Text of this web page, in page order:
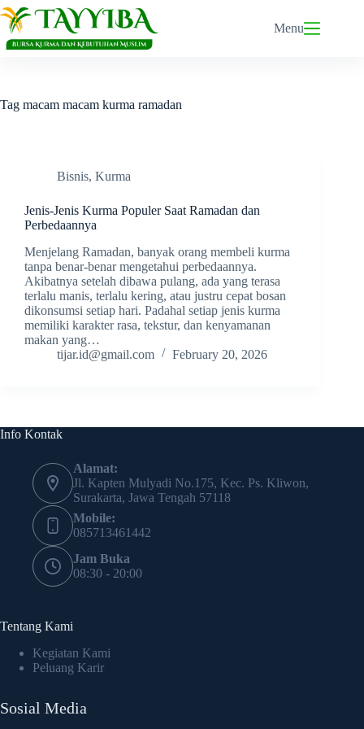
Skip
to
content
Menu
Tag macam macam kurma ramadan
Bisnis, Kurma
Jenis-Jenis Kurma Populer Saat Ramadan dan
Perbedaannya
Menjelang Ramadan, banyak orang membeli kurma
tanpa benar-benar mengetahui perbedaannya.
Akibatnya setelah dibawa pulang, ada yang terasa
terlalu manis, terlalu kering, atau justru cepat bosan
dikonsumsi setiap hari. Padahal setiap jenis kurma
memiliki karakter rasa, tekstur, dan kenyamanan
makan yang…
tijar.id@gmail.com
February 20, 2026
Info Kontak
Alamat:
Jl. Kapten Mulyadi No.175, Kec. Ps. Kliwon,
Surakarta, Jawa Tengah 57118
Mobile:
085713461442
Jam Buka
08:30 - 20:00
Tentang Kami
Kegiatan Kami
Peluang Karir
Sosial Media